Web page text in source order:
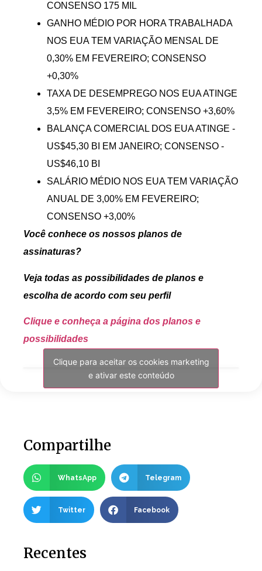
CONSENSO 175 MIL
GANHO MÉDIO POR HORA TRABALHADA
NOS EUA TEM VARIAÇÃO MENSAL DE
0,30% EM FEVEREIRO; CONSENSO
+0,30%
TAXA DE DESEMPREGO NOS EUA ATINGE
3,5% EM FEVEREIRO; CONSENSO +3,60%
BALANÇA COMERCIAL DOS EUA ATINGE -
US$45,30 BI EM JANEIRO; CONSENSO -
US$46,10 BI
SALÁRIO MÉDIO NOS EUA TEM VARIAÇÃO
ANUAL DE 3,00% EM FEVEREIRO;
CONSENSO +3,00%
Você conhece os nossos planos de
assinaturas?
Veja todas as possibilidades de planos e
escolha de acordo com seu perfil
Clique e conheça a página dos planos e
possibilidades
Clique para aceitar os cookies marketing
e ativar este conteúdo
Compartilhe
WhatsApp Telegram
Twitter Facebook
Recentes